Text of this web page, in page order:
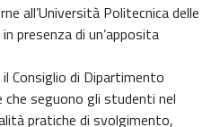
all’Università Politecnica delle
presenza di un’apposita
Consiglio di Dipartimento
seguono gli studenti nel
pratiche di svolgimento,